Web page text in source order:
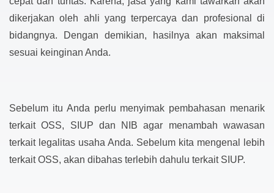
dikerjakan oleh ahli yang terpercaya dan profesional di
bidangnya. Dengan demikian, hasilnya akan maksimal
sesuai keinginan Anda.
Sebelum itu Anda perlu menyimak pembahasan menarik
terkait OSS, SIUP dan NIB agar menambah wawasan
terkait legalitas usaha Anda. Sebelum kita mengenal lebih
terkait OSS, akan dibahas terlebih dahulu terkait SIUP.